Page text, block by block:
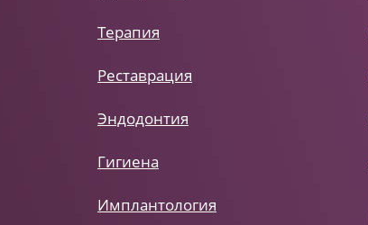
Терапия
Реставрация
Эндодонтия
Гигиена
Имплантология